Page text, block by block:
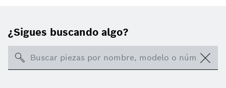
¿Sigues buscando algo?
Search